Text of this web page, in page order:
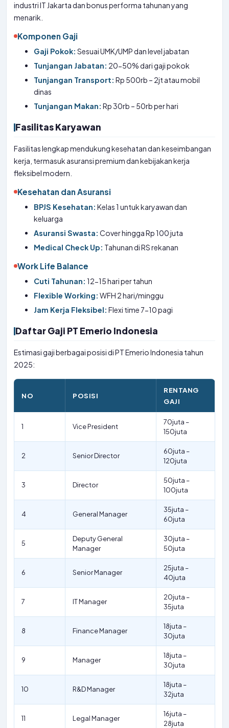
industri IT Jakarta dan bonus performa tahunan yang
menarik.
Komponen Gaji
Gaji Pokok: Sesuai UMK/UMP dan level jabatan
Tunjangan Jabatan: 20-50% dari gaji pokok
Tunjangan Transport: Rp 500rb – 2jt atau mobil
dinas
Tunjangan Makan: Rp 30rb – 50rb per hari
Fasilitas Karyawan
Fasilitas lengkap mendukung kesehatan dan keseimbangan
kerja, termasuk asuransi premium dan kebijakan kerja
fleksibel modern.
Kesehatan dan Asuransi
BPJS Kesehatan: Kelas 1 untuk karyawan dan
keluarga
Asuransi Swasta: Cover hingga Rp 100 juta
Medical Check Up: Tahunan di RS rekanan
Work Life Balance
Cuti Tahunan: 12-15 hari per tahun
Flexible Working: WFH 2 hari/minggu
Jam Kerja Fleksibel: Flexi time 7-10 pagi
Daftar Gaji PT Emerio Indonesia
Estimasi gaji berbagai posisi di PT Emerio Indonesia tahun
2025:
NO POSISI
RENTANG
GAJI
1 Vice President
70juta –
150juta
2 Senior Director
60juta –
120juta
3 Director
50juta –
100juta
4 General Manager
35juta –
60juta
5
Deputy General
Manager
30juta –
50juta
6 Senior Manager
25juta –
40juta
7 IT Manager
20juta –
35juta
8 Finance Manager
18juta –
30juta
9 Manager
18juta –
30juta
10 R&D Manager
18juta –
32juta
11 Legal Manager
16juta –
28juta